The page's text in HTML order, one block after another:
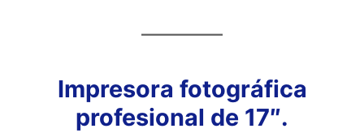
Impresora fotográfica
profesional de 17″.